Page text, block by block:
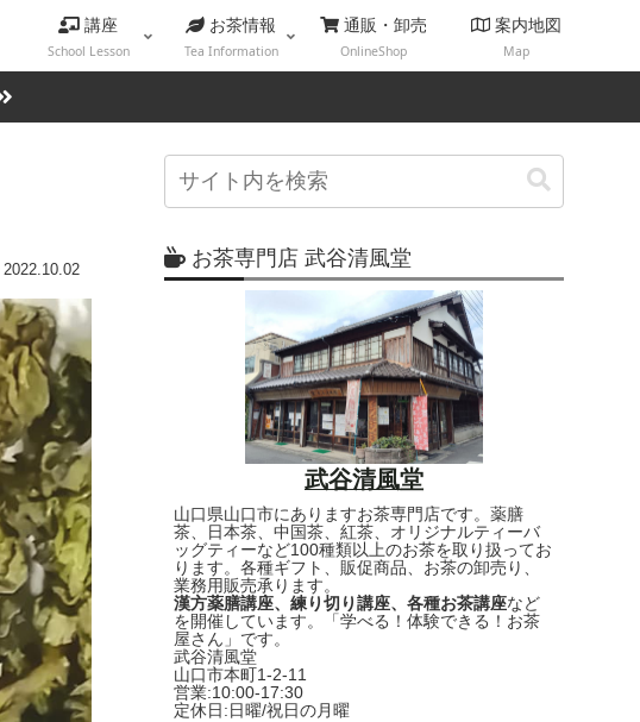
講座
School Lesson
お茶情報
Tea Information
通販・卸売
OnlineShop
案内地図
Map
2022.10.02
お茶専門店 武谷清風堂
武谷清風堂
山口県山口市にありますお茶専門店です。薬膳
茶、日本茶、中国茶、紅茶、オリジナルティーバ
ッグティーなど100種類以上のお茶を取り扱ってお
ります。各種ギフト、販促商品、お茶の卸売り、
業務用販売承ります。
漢方薬膳講座、練り切り講座、各種お茶講座など
を開催しています。「学べる！体験できる！お茶
屋さん」です。
武谷清風堂
山口市本町1-2-11
営業:10:00-17:30
定休日:日曜/祝日の月曜